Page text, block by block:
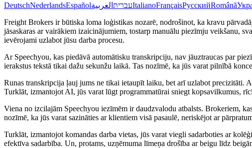
DeutschNederlandsEspañol עברית العربية ItalianoFrançaisРусскийRomână
Freight Brokers ir būtiska loma loģistikas nozarē, nodrošinot, ka kravu
jāsaskaras ar vairākiem izaicinājumiem, tostarp manuālu piezīmju veikšanu,
ievērojami uzlabot jūsu darba procesu.
Ar Speechyou, kas piedāvā automātisku transkripciju, nav jāuztraucas par
ierakstus tekstā tikai dažu sekunžu laikā. Tas nozīmē, ka jūs varat pilnībā
Runas transkripcija ļauj jums ne tikai ietaupīt laiku, bet arī uzlabot precizitāti.
Turklāt, izmantojot AI, jūs varat lūgt programmatūrai sniegt kopsavilkumus,
Viena no izcilajām Speechyou iezīmēm ir daudzvalodu atbalsts. Brokeriem,
nozīmē, ka jūs varat sazināties ar klientiem visā pasaulē, neriskējot ar
Turklāt, izmantojot komandas darba vietas, jūs varat viegli sadarboties ar
efektīva sadarbība. Un, protams, uzņēmuma līmeņa drošība ar beigu līdz